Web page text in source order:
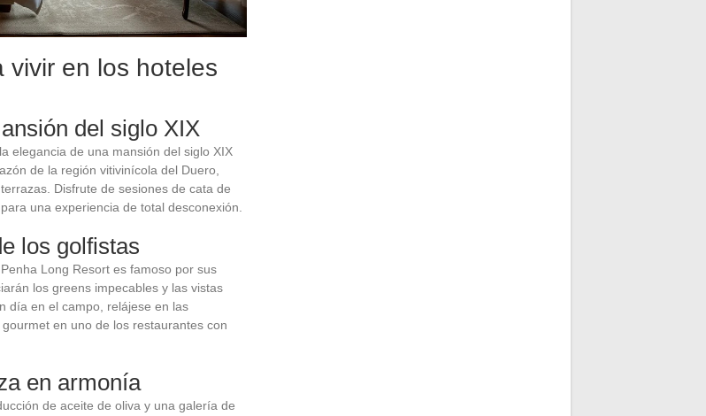
vivir en los hoteles
del siglo XIX
elegancia de una mansión del siglo XIX
de la región vitivinícola del Duero,
Disfrute de sesiones de cata de
una experiencia de total desconexión.
los golfistas
Long Resort es famoso por sus
los greens impecables y las vistas
día en el campo, relájese en las
en uno de los restaurantes con
en armonía
de aceite de oliva y una galería de